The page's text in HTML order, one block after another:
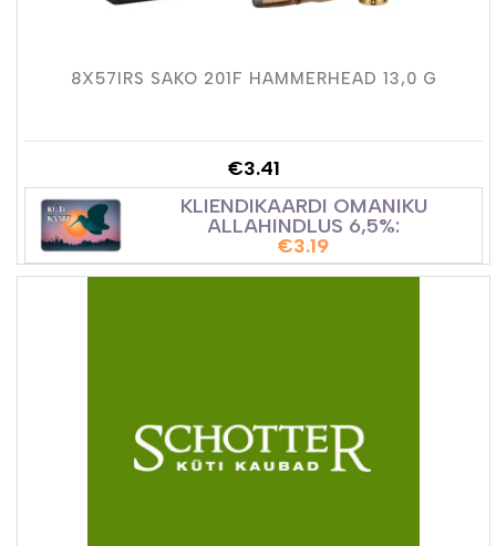
8X57IRS SAKO 201F HAMMERHEAD 13,0 G
€3.41
KLIENDIKAARDI OMANIKU
ALLAHINDLUS 6,5%:
€3.19